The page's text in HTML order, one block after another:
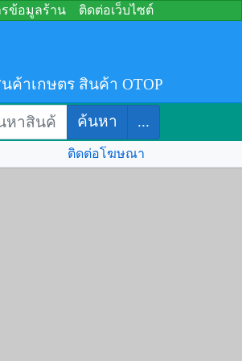
รข้อมูลร้าน ติดต่อเว็บไซต์
าเกษตร สินค้า OTOP
ค้นหา ...
ติดต่อโฆษณา